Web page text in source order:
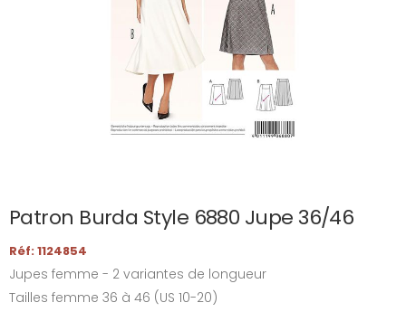
Patron Burda Style 6880 Jupe 36/46
Réf: 1124854
Jupes femme - 2 variantes de longueur
Tailles femme 36 à 46 (US 10-20)